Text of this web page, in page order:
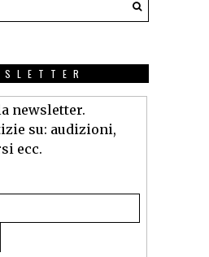
newsletter.
su: audizioni,
ecc.